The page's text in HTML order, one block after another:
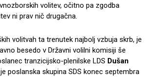
volitev, očitno pa zgodba
ni prav nič drugačna.
volitvah ta trenutek najbolj vzbuja skrb, je
besedo v Državni volilni komisiji še
tranzicijsko-plenilske LDS Dušan
poslanska skupina SDS konec septembra